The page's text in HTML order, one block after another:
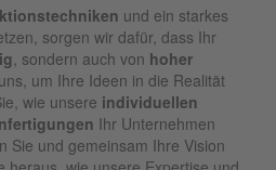
und ein starkes
sorgen wir dafür, dass Ihr
, sondern auch von hoher
um Ihre Ideen in die Realität
wie unsere individuellen
Ihr Unternehmen
Sie und gemeinsam Ihre Vision